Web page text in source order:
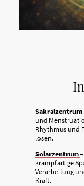
Sakralzentrum
und
Rhythmus und
lösen.
Solarzentrum
krampfartige
Verarbeitung
Kraft.